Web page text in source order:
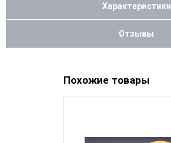
Характеристики
Отзывы
Похожие товары